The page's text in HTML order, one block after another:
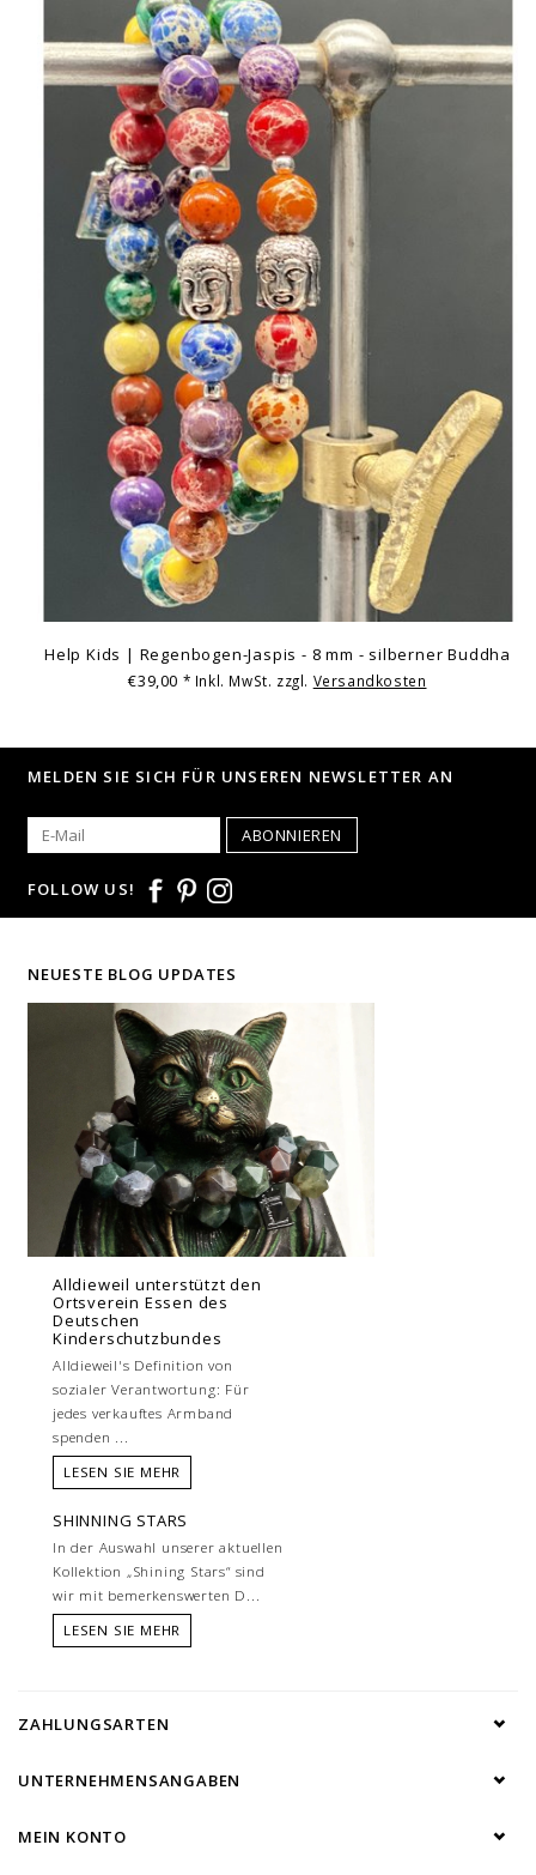
Help Kids | Regenbogen-Jaspis - 8 mm - silberner Buddha
€39,00 * Inkl. MwSt. zzgl. Versandkosten
MELDEN SIE SICH FÜR UNSEREN NEWSLETTER AN
ABONNIEREN
FOLLOW US!
NEUESTE BLOG UPDATES
Alldieweil unterstützt den
Ortsverein Essen des
Deutschen
Kinderschutzbundes
Alldieweil's Definition von
sozialer Verantwortung: Für
jedes verkauftes Armband
spenden ...
LESEN SIE MEHR
SHINNING STARS
In der Auswahl unserer aktuellen
Kollektion „Shining Stars“ sind
wir mit bemerkenswerten D...
LESEN SIE MEHR
ZAHLUNGSARTEN
UNTERNEHMENSANGABEN
MEIN KONTO